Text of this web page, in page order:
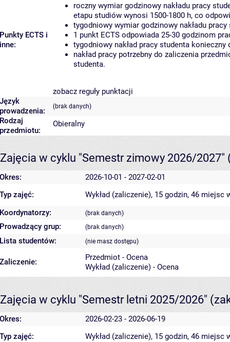
Punkty ECTS i
inne:
roczny wymiar godzinowy nakładu pracy
etapu studiów wynosi 1500-1800 h, co
tygodniowy wymiar godzinowy nakładu
1 punkt ECTS odpowiada 25-30 godzinom
tygodniowy nakład pracy studenta
nakład pracy potrzebny do zaliczenia
studenta.
zobacz reguły punktacji
Język
prowadzenia:
(brak danych)
Rodzaj
przedmiotu:
Obieralny
Zajęcia w cyklu "Semestr zimowy 2026/2027"
Okres:
2026-10-01 - 2027-02-01
Typ zajęć:
Wykład (zaliczenie), 15 godzin, 46 miejsc
Koordynatorzy:
(brak danych)
Prowadzący grup: (brak danych)
Lista studentów: (nie masz dostępu)
Zaliczenie:
Przedmiot - Ocena
Wykład (zaliczenie) - Ocena
Zajęcia w cyklu "Semestr letni 2025/2026"
Okres:
2026-02-23 - 2026-06-19
Typ zajęć:
Wykład (zaliczenie), 15 godzin, 46 miejsc